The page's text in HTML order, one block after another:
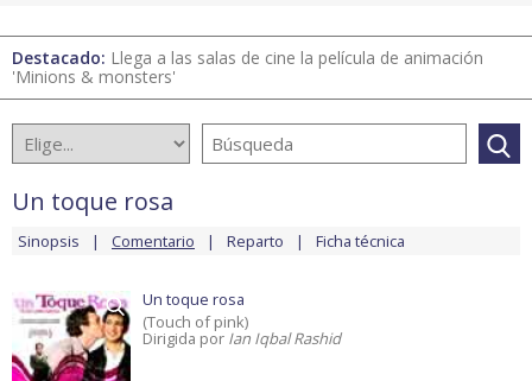
Destacado: Llega a las salas de cine la película de animación
'Minions & monsters'
Un toque rosa
Sinopsis Comentario Reparto Ficha técnica
Un toque rosa
(Touch of pink)
Dirigida por Ian Iqbal Rashid